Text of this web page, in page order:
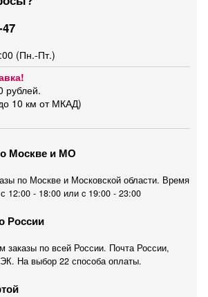
(Пн.-Пт.)
рублей.
10 км от МКАД)
Москве и МО
по Москве и Московской области. Время
12:00 - 18:00 или c 19:00 - 23:00
России
заказы по всей России. Почта России,
На выбор 22 способа оплаты.